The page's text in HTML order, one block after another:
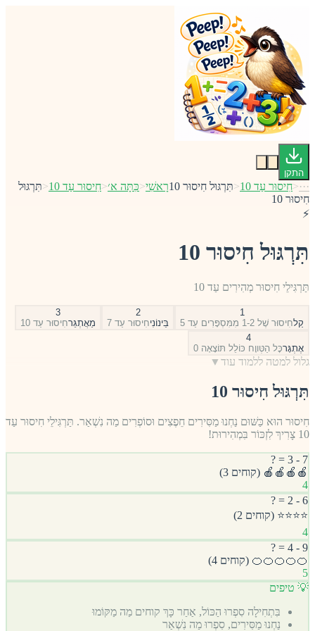
התקן
···
<חִיסוּר עַד 10 <תִּרְגּוּל חִיסוּר 10 רָאשִׁי<כִּתָּה א׳<חִיסוּר עַד 10 <תִּרְגּוּל
חִיסוּר 10
⚡
תִּרְגּוּל חִיסוּר 10
תַּרְגִּילֵי חִיסוּר מְהִירִים עַד 10
1
קַלחִיסוּר שֶׁל 1-2 מִמִּסְפָּרִים עַד 5
2
בֵּינוֹנִיחִיסוּר עַד 7
3
מַאֲתְגֵּרחִיסוּר עַד 10
4
אֶתְגָּרכׇּל הַטְּווָח כּוֹלֵל תּוֹצָאָה 0
גלול למטה ללמוד עוד ▼
תִּרְגּוּל חִיסוּר 10
חִיסוּר הוּא כַּשּׁוּם נַחְנוּ מַסִּירִים חֵפֶצִים וּסוֹפְרִים מַה נִשְׁאַר. תַּרְגִּילֵי חִיסוּר עַד
10 צָרִיךְ לִזְכּוֹר בִּמְהִירוּת!
7 - 3 = ?
🍎🍎🍎🍎 (קוחים 3)
4
6 - 2 = ?
⭐⭐⭐⭐ (קוחים 2)
4
9 - 4 = ?
🍊🍊🍊🍊🍊 (קוחים 4)
5
💡 טיפים
בִּתְחִילָה סִפְרוּ הַכּוֹל, אַחַר כָּךְ קוחים מַה מַקּוֹמוּ
נַחְנוּ מַסִּירִים, סִפְרוּ מַה נִשְׁאַר